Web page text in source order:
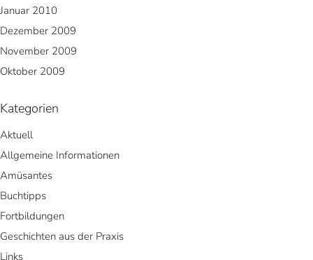
Januar 2010
Dezember 2009
November 2009
Oktober 2009
Kategorien
Aktuell
Allgemeine Informationen
Amüsantes
Buchtipps
Fortbildungen
Geschichten aus der Praxis
Links